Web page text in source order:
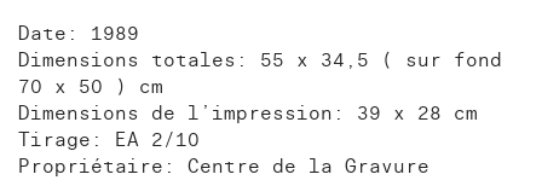
Date: 1989
Dimensions totales: 55 x 34,5 ( sur fond
70 x 50 ) cm
Dimensions de l’impression: 39 x 28 cm
Tirage: EA 2/10
Propriétaire: Centre de la Gravure